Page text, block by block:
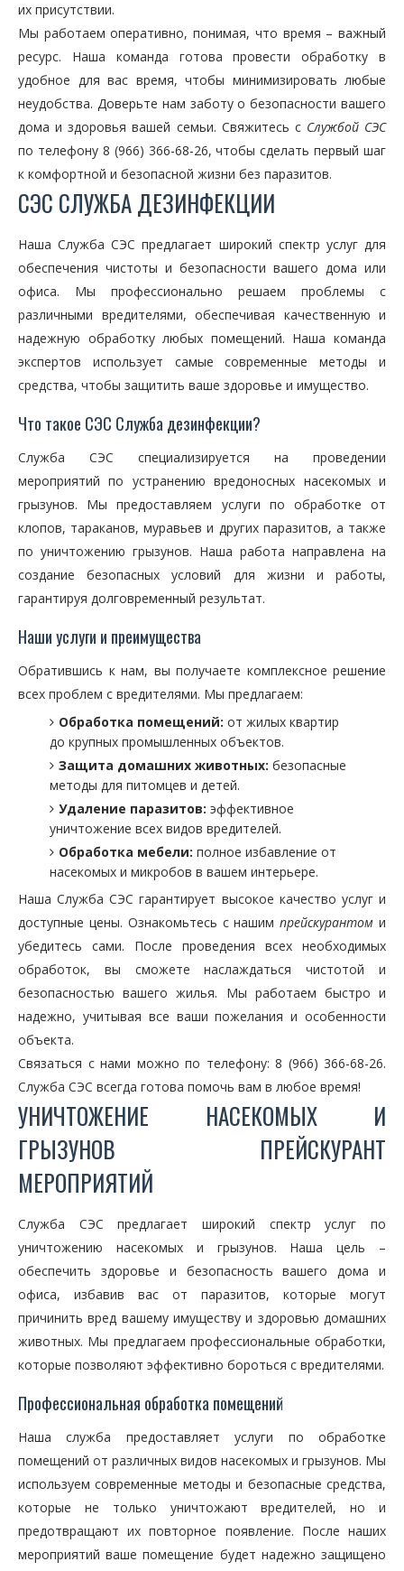
их присутствии.
Мы работаем оперативно, понимая, что время – важный
ресурс. Наша команда готова провести обработку в
удобное для вас время, чтобы минимизировать любые
неудобства. Доверьте нам заботу о безопасности вашего
дома и здоровья вашей семьи. Свяжитесь с Службой СЭС
по телефону 8 (966) 366-68-26, чтобы сделать первый шаг
к комфортной и безопасной жизни без паразитов.
СЭС СЛУЖБА ДЕЗИНФЕКЦИИ
Наша Служба СЭС предлагает широкий спектр услуг для
обеспечения чистоты и безопасности вашего дома или
офиса. Мы профессионально решаем проблемы с
различными вредителями, обеспечивая качественную и
надежную обработку любых помещений. Наша команда
экспертов использует самые современные методы и
средства, чтобы защитить ваше здоровье и имущество.
Что такое СЭС Служба дезинфекции?
Служба СЭС специализируется на проведении
мероприятий по устранению вредоносных насекомых и
грызунов. Мы предоставляем услуги по обработке от
клопов, тараканов, муравьев и других паразитов, а также
по уничтожению грызунов. Наша работа направлена на
создание безопасных условий для жизни и работы,
гарантируя долговременный результат.
Наши услуги и преимущества
Обратившись к нам, вы получаете комплексное решение
всех проблем с вредителями. Мы предлагаем:
Обработка помещений: от жилых квартир
до крупных промышленных объектов.
Защита домашних животных: безопасные
методы для питомцев и детей.
Удаление паразитов: эффективное
уничтожение всех видов вредителей.
Обработка мебели: полное избавление от
насекомых и микробов в вашем интерьере.
Наша Служба СЭС гарантирует высокое качество услуг и
доступные цены. Ознакомьтесь с нашимпрейскурантом и
убедитесь сами. После проведения всех необходимых
обработок, вы сможете наслаждаться чистотой и
безопасностью вашего жилья. Мы работаем быстро и
надежно, учитывая все ваши пожелания и особенности
объекта.
Связаться с нами можно по телефону: 8 (966) 366-68-26.
Служба СЭС всегда готова помочь вам в любое время!
УНИЧТОЖЕНИЕ НАСЕКОМЫХ И
ГРЫЗУНОВ ПРЕЙСКУРАНТ
МЕРОПРИЯТИЙ
Служба СЭС предлагает широкий спектр услуг по
уничтожению насекомых и грызунов. Наша цель –
обеспечить здоровье и безопасность вашего дома и
офиса, избавив вас от паразитов, которые могут
причинить вред вашему имуществу и здоровью домашних
животных. Мы предлагаем профессиональные обработки,
которые позволяют эффективно бороться с вредителями.
Профессиональная обработка помещений
Наша служба предоставляет услуги по обработке
помещений от различных видов насекомых и грызунов. Мы
используем современные методы и безопасные средства,
которые не только уничтожают вредителей, но и
предотвращают их повторное появление. После наших
мероприятий ваше помещение будет надежно защищено